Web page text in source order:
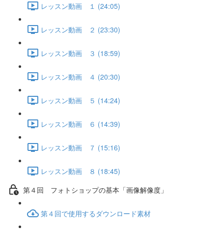
レッスン動画 １ (24:05)
レッスン動画 ２ (23:30)
レッスン動画 ３ (18:59)
レッスン動画 ４ (20:30)
レッスン動画 ５ (14:24)
レッスン動画 ６ (14:39)
レッスン動画 ７ (15:16)
レッスン動画 ８ (18:45)
第４回 フォトショップの基本「画像解像度」
第４回で使用するダウンロード素材